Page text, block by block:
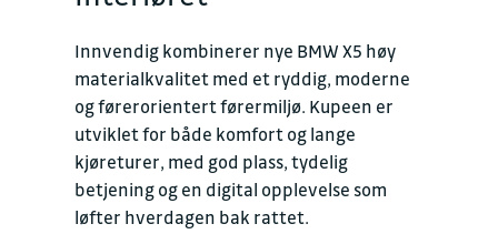
Innvendig kombinerer nye BMW X5 høy
materialkvalitet med et ryddig, moderne
og førerorientert førermiljø. Kupeen er
utviklet for både komfort og lange
kjøreturer, med god plass, tydelig
betjening og en digital opplevelse som
løfter hverdagen bak rattet.